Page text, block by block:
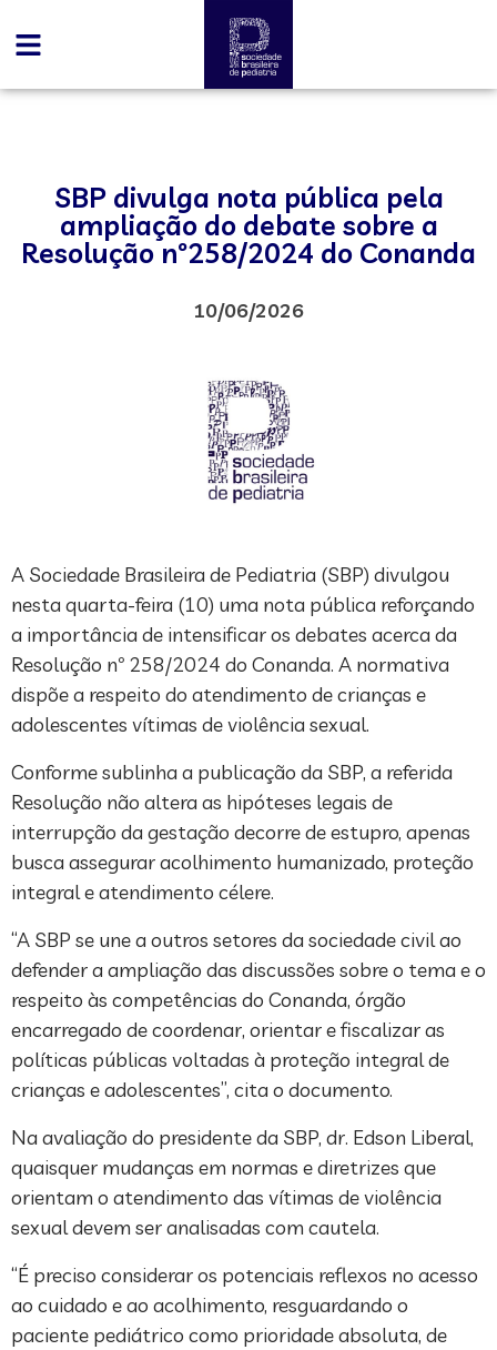
SBP divulga nota pública pela
ampliação do debate sobre a
Resolução nº258/2024 do Conanda
10/06/2026
A Sociedade Brasileira de Pediatria (SBP) divulgou
nesta quarta-feira (10) uma nota pública reforçando
a importância de intensificar os debates acerca da
Resolução nº 258/2024 do Conanda. A normativa
dispõe a respeito do atendimento de crianças e
adolescentes vítimas de violência sexual.
Conforme sublinha a publicação da SBP, a referida
Resolução não altera as hipóteses legais de
interrupção da gestação decorre de estupro, apenas
busca assegurar acolhimento humanizado, proteção
integral e atendimento célere.
“A SBP se une a outros setores da sociedade civil ao
defender a ampliação das discussões sobre o tema e o
respeito às competências do Conanda, órgão
encarregado de coordenar, orientar e fiscalizar as
políticas públicas voltadas à proteção integral de
crianças e adolescentes”, cita o documento.
Na avaliação do presidente da SBP, dr. Edson Liberal,
quaisquer mudanças em normas e diretrizes que
orientam o atendimento das vítimas de violência
sexual devem ser analisadas com cautela.
“É preciso considerar os potenciais reflexos no acesso
ao cuidado e ao acolhimento, resguardando o
paciente pediátrico como prioridade absoluta, de